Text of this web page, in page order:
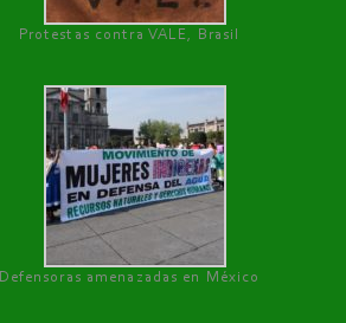
Protestas contra VALE, Brasil
Defensoras amenazadas en México